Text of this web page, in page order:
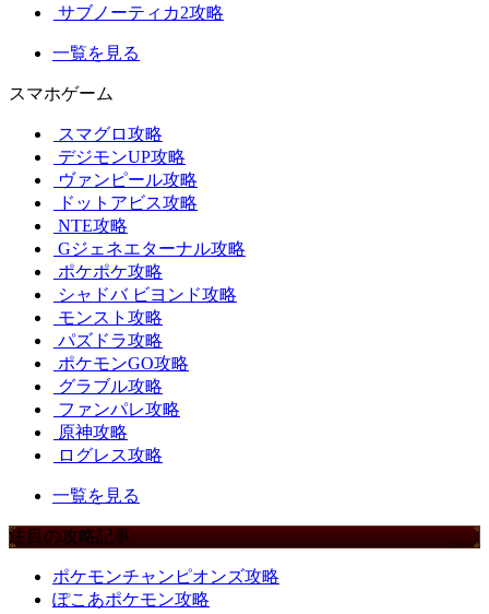
サブノーティカ2攻略
一覧を見る
スマホゲーム
スマグロ攻略
デジモンUP攻略
ヴァンピール攻略
ドットアビス攻略
NTE攻略
Gジェネエターナル攻略
ポケポケ攻略
シャドバ ビヨンド攻略
モンスト攻略
パズドラ攻略
ポケモンGO攻略
グラブル攻略
ファンパレ攻略
原神攻略
ログレス攻略
一覧を見る
注目の攻略記事
ポケモンチャンピオンズ攻略
ぽこあポケモン攻略